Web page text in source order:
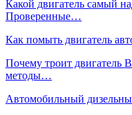
Какой двигатель самый
Проверенные…
Как помыть двигатель
Почему троит двигатель
методы…
Автомобильный